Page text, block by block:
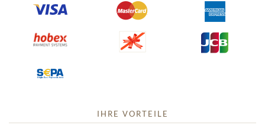
IHRE VORTEILE